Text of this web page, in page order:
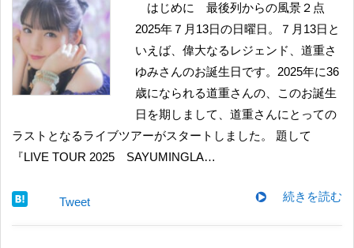
はじめに 最後列からの風景２点
2025年７月13日の日曜日。７月13日と
いえば、偉大なるレジェンド、道重さ
ゆみさんのお誕生日です。2025年に36
歳になられる道重さんの、このお誕生
日を期しまして、道重さんにとっての
ラストとなるライブツアーがスタートしました。 題して
『LIVE TOUR 2025 SAYUMINGLA…
続きを読む
Tweet